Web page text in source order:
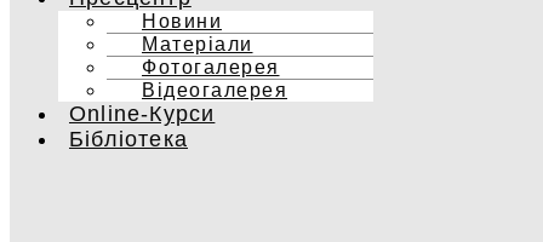
Новини
Матеріали
Фотогалерея
Відеогалерея
Online-Курси
Бібліотека